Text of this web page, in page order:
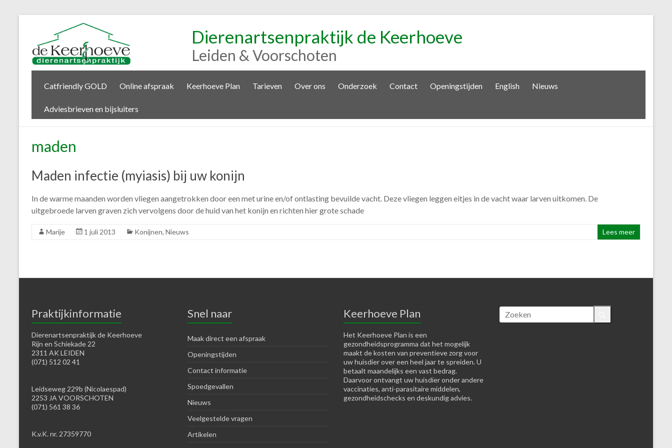
Dierenartsenpraktijk de Keerhoeve
Leiden & Voorschoten
Catfriendly GOLD Online afspraak Keerhoeve Plan Tarieven Over ons Onderzoek Contact Openingstijden English Nieuws
Adviesbrieven en bijsluiters
maden
Maden infectie (myiasis) bij uw konijn
In de warme maanden worden vliegen aangetrokken door een met urine en/of ontlasting bevuilde vacht. Deze vliegen leggen eitjes in de vacht waar larven uitkomen. De
uitgebroede larven graven zich vervolgens door de huid van het konijn en richten hier grote schade
Marije 1 juli 2013 Konijnen, Nieuws Lees meer
Praktijkinformatie
Dierenartsenpraktijk de Keerhoeve
Rijn en Schiekade 22
2311 AK LEIDEN
(071) 512 02 41
Leidseweg 229b (Nicolaespad)
2253 JA VOORSCHOTEN
(071) 561 38 36
K.v.K. nr. 27359770
Snel naar
Maak direct een afspraak
Openingstijden
Contact informatie
Spoedgevallen
Nieuws
Veelgestelde vragen
Artikelen
Keerhoeve Plan
Het Keerhoeve Plan is een
gezondheidsprogramma dat het mogelijk
maakt de kosten van preventieve zorg voor
uw huisdier over een heel jaar te spreiden. U
betaalt maandelijks een vast bedrag.
Daarvoor ontvangt uw huisdier onder andere
vaccinaties, anti-parasitaire middelen,
gezondheidschecks en deskundig advies.